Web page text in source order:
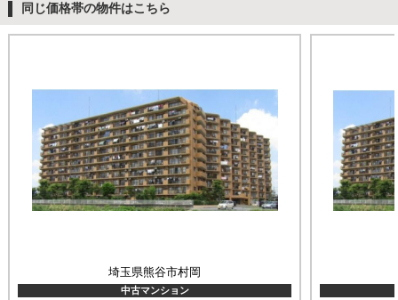
同じ価格帯の物件はこちら
埼玉県熊谷市村岡
中古マンション